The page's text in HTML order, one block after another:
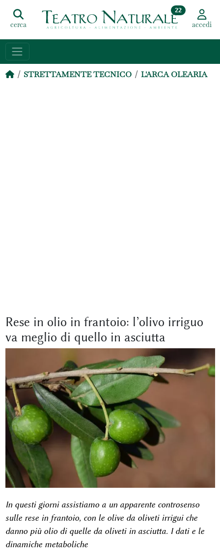
cerca
22
accedi
STRETTAMENTE TECNICO L'ARCA OLEARIA
Rese in olio in frantoio: l’olivo irriguo
va meglio di quello in asciutta
In questi giorni assistiamo a un apparente controsenso
sulle rese in frantoio, con le olive da oliveti irrigui che
danno più olio di quelle da oliveti in asciutta. I dati e le
dinamiche metaboliche